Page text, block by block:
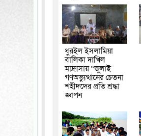
ধুরইল ইসলামিয়া
বালিকা দাখিল
মাদ্রাসায় “জুলাই
গণঅভ্যুত্থানের চেতনা
শহীদদের প্রতি শ্রদ্ধা
জ্ঞাপন